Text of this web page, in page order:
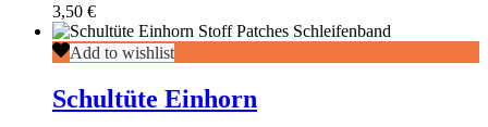
3,50 €
Schultüte
Einhorn
Add to wishlist
Schultüte Einhorn